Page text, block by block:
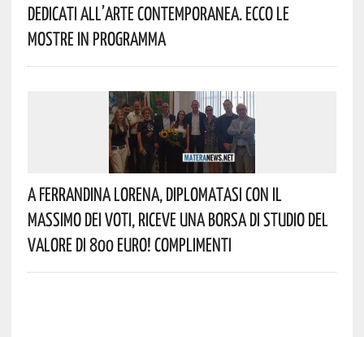
Dedicati All’arte Contemporanea. Ecco Le
Mostre In Programma
A Ferrandina Lorena, Diplomatasi Con Il
Massimo Dei Voti, Riceve Una Borsa Di Studio Del
Valore Di 800 Euro! Complimenti